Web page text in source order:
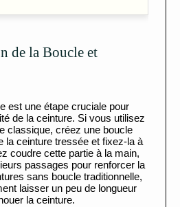
de la Boucle et
est une étape cruciale pour
de la ceinture. Si vous utilisez
classique, créez une boucle
la ceinture tressée et fixez-la à
coudre cette partie à la main,
passages pour renforcer la
sans boucle traditionnelle,
laisser un peu de longueur
la ceinture.